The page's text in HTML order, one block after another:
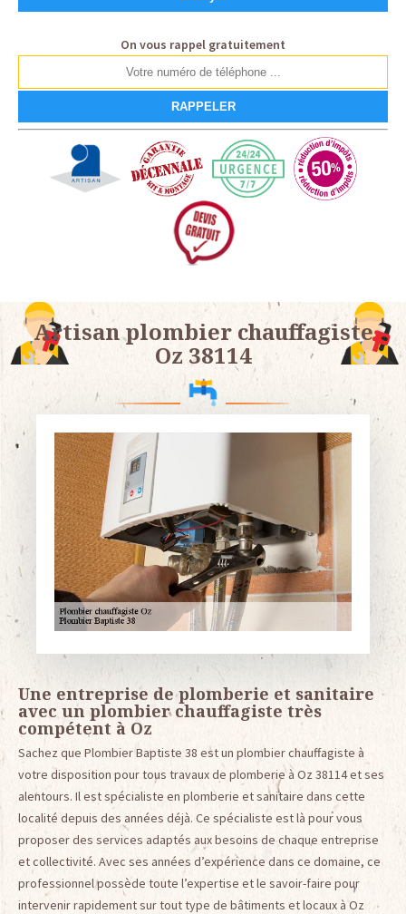
On vous rappel gratuitement
Artisan plombier chauffagiste
Oz 38114
Une entreprise de plomberie et sanitaire
avec un plombier chauffagiste très
compétent à Oz
Sachez que Plombier Baptiste 38 est un plombier chauffagiste à
votre disposition pour tous travaux de plomberie à Oz 38114 et ses
alentours. Il est spécialiste en plomberie et sanitaire dans cette
localité depuis des années déjà. Ce spécialiste est là pour vous
proposer des services adaptés aux besoins de chaque entreprise
et collectivité. Avec ses années d’expérience dans ce domaine, ce
professionnel possède toute l’expertise et le savoir-faire pour
intervenir rapidement sur tout type de bâtiments et locaux à Oz